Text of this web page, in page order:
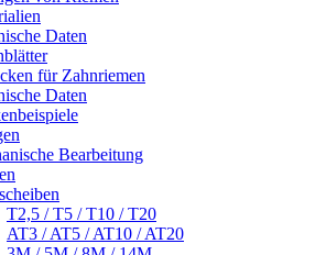
Daten
für Zahnriemen
Daten
Bearbeitung
T2,5 / T5 / T10 / T20
AT3 / AT5 / AT10 / AT20